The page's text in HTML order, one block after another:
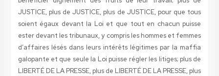
JUSTICE, plus de JUSTICE, plus de JUSTICE, pour que tous
soient égaux devant la Loi et que tout en chacun puisse
ester devant les tribunaux, y compris les hommes et femmes
d’affaires lésés dans leurs intérêts légitimes par la maffia
galopante et que seule la Loi puisse régler les litiges; plus de
LIBERTÉ DE LA PRESSE, plus de LIBERTÉ DE LA PRESSE, plus